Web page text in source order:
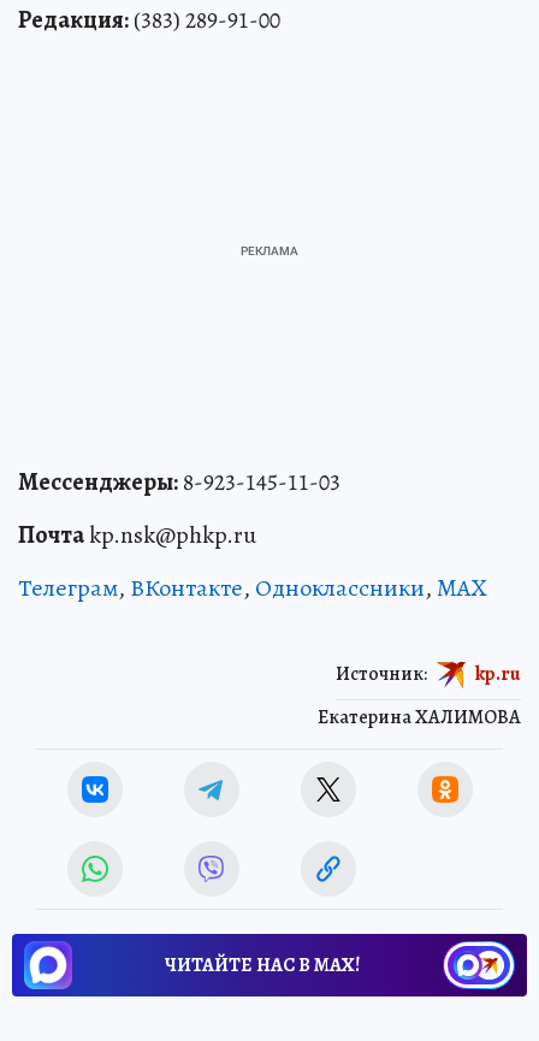
Редакция:(383) 289-91-00
Мессенджеры:8-923-145-11-03
Почтаkp.nsk@phkp.ru
Телеграм, ВКонтакте, Одноклассники,MAX
Екатерина ХАЛИМОВА
Источник: kp.ru
ЧИТАЙТЕ НАС В МАХ!